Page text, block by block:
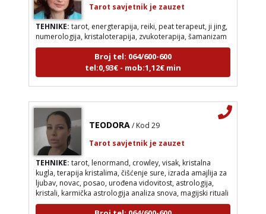
TEHNIKE:tarot, energterapija, reiki, peat terapeut, ji jing,
numerologija, kristaloterapija, zvukoterapija, šamanizam
Broj tel: 064/600-600
tel:0,93€ - mob:1,12€ min
TEHNIKE:tarot, lenormand, crowley, visak, kristalna
kugla, terapija kristalima, čišćenje sure, izrada amajlija za
ljubav, novac, posao, urođena vidovitost, astrologija,
kristali, karmička astrologija analiza snova, magijski rituali
Broj tel: 064/600-600